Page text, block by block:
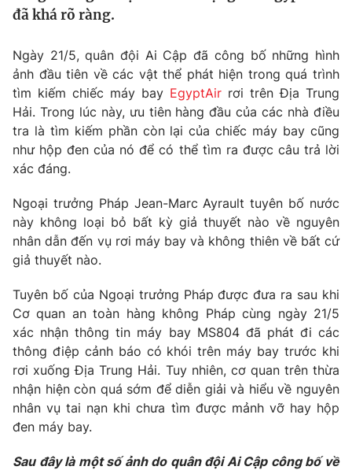
Thế giới đó đây
Câu chuyện quốc tế
Kinh tế
Thị trường
Góc doanh nghiệp
Dữ liệu và đời sống
Truyền hình
Phim VTV
Hậu trường
Khán giả
Giải sao mai
Giải trí
Điện ảnh
Âm nhạc
Sao
Du lịch
Làm đẹp
Giáo dục
Tuyển sinh
Học trực tuyến
Hitech Công nghệ tương lai
Sản phẩm
Thị trường
Tư vấn
Giao lưu trực tuyến
Lịch phát sóng
Chuyên mục khác
Emagazine Podcast
đã khá rõ ràng.
Ngày 21/5, quân đội Ai Cập đã công bố những hình
ảnh đầu tiên về các vật thể phát hiện trong quá trình
tìm kiếm chiếc máy bay EgyptAir rơi trên Địa Trung
Hải. Trong lúc này, ưu tiên hàng đầu của các nhà điều
tra là tìm kiếm phần còn lại của chiếc máy bay cũng
như hộp đen của nó để có thể tìm ra được câu trả lời
xác đáng.
Ngoại trưởng Pháp Jean-Marc Ayrault tuyên bố nước
này không loại bỏ bất kỳ giả thuyết nào về nguyên
nhân dẫn đến vụ rơi máy bay và không thiên về bất cứ
giả thuyết nào.
Tuyên bố của Ngoại trưởng Pháp được đưa ra sau khi
Cơ quan an toàn hàng không Pháp cùng ngày 21/5
xác nhận thông tin máy bay MS804 đã phát đi các
thông điệp cảnh báo có khói trên máy bay trước khi
rơi xuống Địa Trung Hải. Tuy nhiên, cơ quan trên thừa
nhận hiện còn quá sớm để diễn giải và hiểu về nguyên
nhân vụ tai nạn khi chưa tìm được mảnh vỡ hay hộp
đen máy bay.
Sau đây là một số ảnh do quân đội Ai Cập công bố về